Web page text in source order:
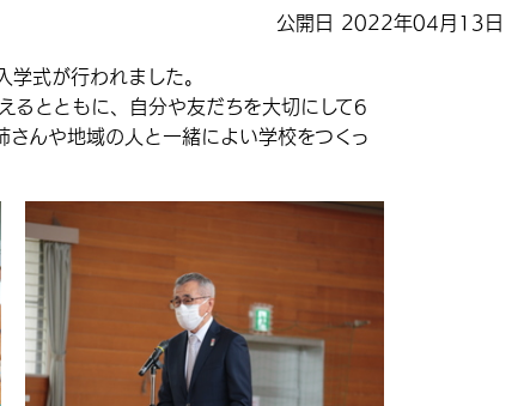
公開日 2022年04月13日
式が行われました。
とともに、自分や友だちを大切にして6
んや地域の人と一緒によい学校をつくっ